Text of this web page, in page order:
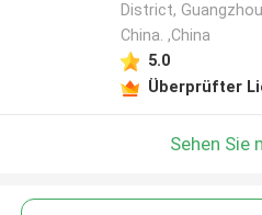
District,
China. ,China
5.0
Überprüfter
Sehen Sie